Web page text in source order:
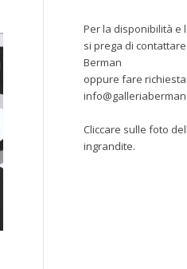
Per la disponibilità e
si prega di
Berman
oppure fare
Cliccare sulle foto
ingrandite.